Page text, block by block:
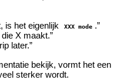
is het eigenlijk
XXX mode .”
die X maakt.”
later.”
bekijk, vormt het een
sterker wordt.